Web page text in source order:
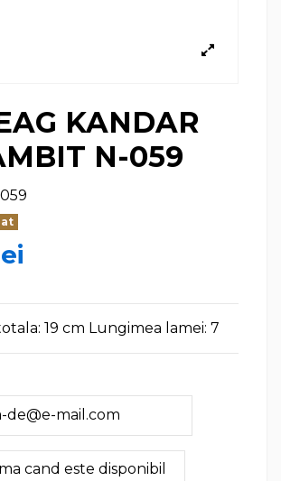
KANDAR
N-059
19 cm Lungimea lamei: 7